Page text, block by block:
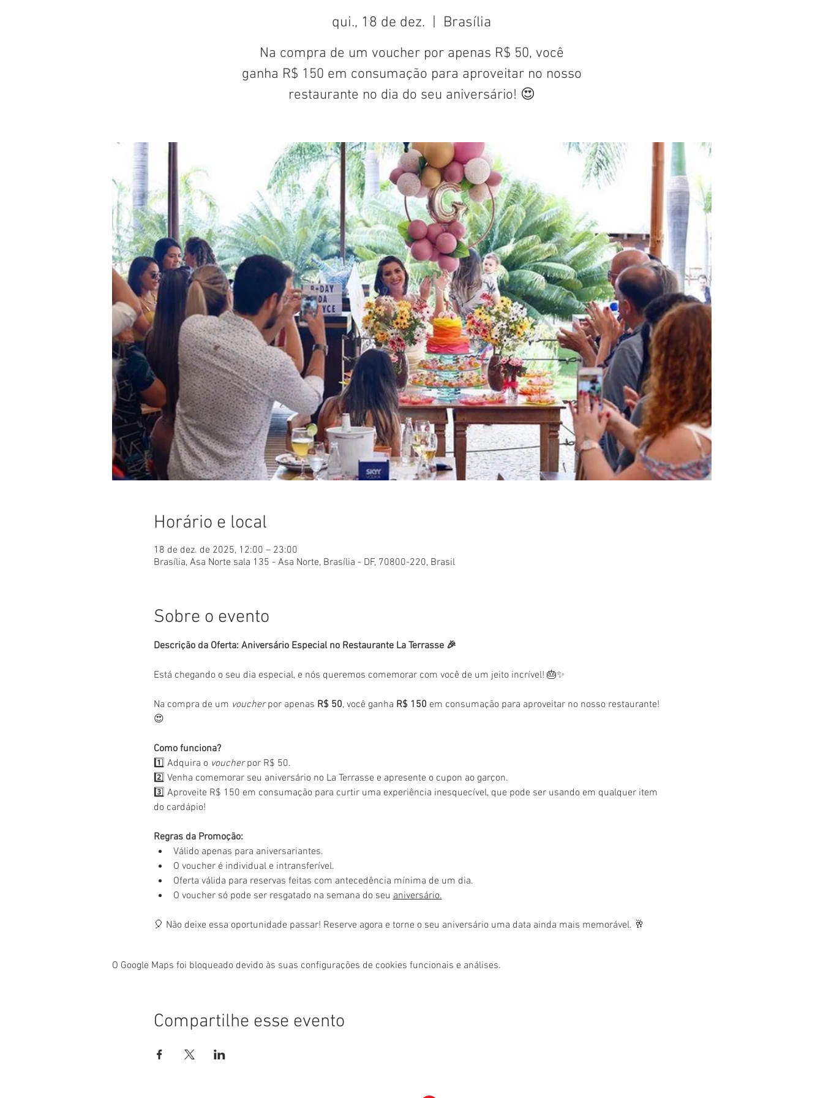
qui., 18 de dez.
Brasília
Na compra de um voucher por apenas R$ 50, você
ganha R$ 150 em consumação para aproveitar no nosso
restaurante no dia do seu aniversário! 😍
Horário e local
18 de dez. de 2025, 12:00 – 23:00
Brasília, Asa Norte sala 135 - Asa Norte, Brasília - DF, 70800-220, Brasil
Sobre o evento
Descrição da Oferta: Aniversário Especial no Restaurante La Terrasse 🎉
Está chegando o seu dia especial, e nós queremos comemorar com você de um jeito incrível! 🎂✨
Na compra de um voucher por apenas R$ 50, você ganha R$ 150 em consumação para aproveitar no nosso restaurante!
😍
Como funciona?
1️⃣ Adquira o voucher por R$ 50.
2️⃣ Venha comemorar seu aniversário no La Terrasse e apresente o cupon ao garçon.
3️⃣ Aproveite R$ 150 em consumação para curtir uma experiência inesquecível, que pode ser usando em qualquer item
do cardápio!
Regras da Promoção:
Válido apenas para aniversariantes.
O voucher é individual e intransferível.
Oferta válida para reservas feitas com antecedência mínima de um dia.
O voucher só pode ser resgatado na semana do seu aniversário.
🎈 Não deixe essa oportunidade passar! Reserve agora e torne o seu aniversário uma data ainda mais memorável. 🥂
O Google Maps foi bloqueado devido às suas configurações de cookies funcionais e análises.
Compartilhe esse evento